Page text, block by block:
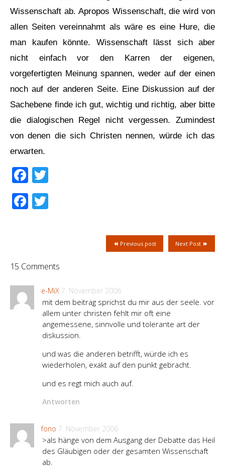
Wissenschaft ab. Apropos Wissenschaft, die wird von
allen Seiten vereinnahmt als wäre es eine Hure, die
man kaufen könnte. Wissenschaft lässt sich aber
nicht einfach vor den Karren der eigenen,
vorgefertigten Meinung spannen, weder auf der einen
noch auf der anderen Seite. Eine Diskussion auf der
Sachebene finde ich gut, wichtig und richtig, aber bitte
die dialogischen Regel nicht vergessen. Zumindest
von denen die sich Christen nennen, würde ich das
erwarten.
Facebook
Facebook
Next Post
Previous post
15 Comments
e-MiX 7. November 2006
mit dem beitrag sprichst du mir aus der seele. vor
allem unter christen fehlt mir oft eine
angemessene, sinnvolle und tolerante art der
diskussion.
und was die anderen betrifft, würde ich es
wiederholen, exakt auf den punkt gebracht.
und es regt mich auch auf.
Antworten
fono 7. November 2006
>als hänge von dem Ausgang der Debatte das Heil
des Gläubigen oder der gesamten Wissenschaft
ab.